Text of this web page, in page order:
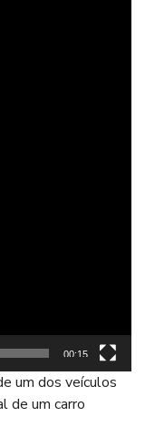
00:15
um dos veículos
de um carro